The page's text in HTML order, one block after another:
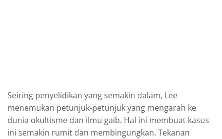
Seiring penyelidikan yang semakin dalam, Lee
menemukan petunjuk-petunjuk yang mengarah ke
dunia okultisme dan ilmu gaib. Hal ini membuat kasus
ini semakin rumit dan membingungkan. Tekanan